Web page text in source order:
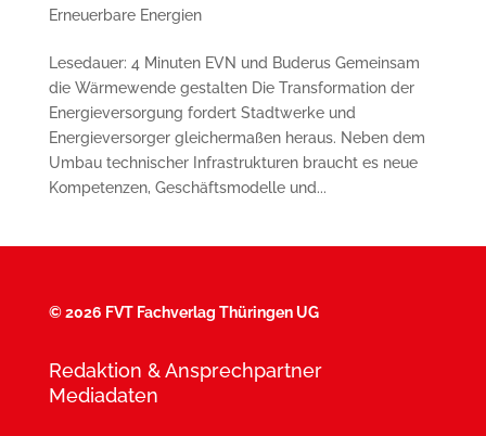
Erneuerbare Energien
Lesedauer: 4 Minuten EVN und Buderus Gemeinsam
die Wärmewende gestalten Die Transformation der
Energieversorgung fordert Stadtwerke und
Energieversorger gleichermaßen heraus. Neben dem
Umbau technischer Infrastrukturen braucht es neue
Kompetenzen, Geschäftsmodelle und...
©2026 FVT Fachverlag Thüringen UG
Redaktion & Ansprechpartner
Mediadaten